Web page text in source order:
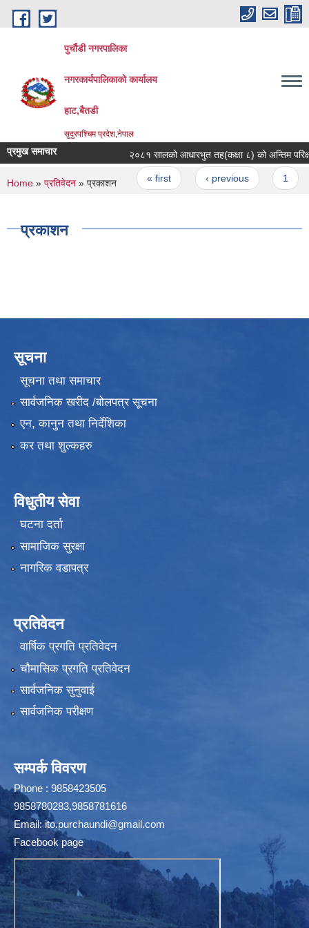
Skip to main content
पुर्चौडी नगरपालिका
नगरकार्यपालिकाकाे कार्यालय
हाट,बैतडी
सुदुरपश्चिम प्रदेश,नेपाल
प्रमुख समाचार २०८१ सालको आधारभुत तह(कक्षा ८) को अन्तिम
Pages
« first ‹ previous
You are here
Home » प्रतिवेदन » प्रकाशन
प्रकाशन
सूचना
सूचना तथा समाचार
सार्वजनिक खरीद /बोलपत्र सूचना
एन, कानुन तथा निर्देशिका
कर तथा शुल्कहरु
विधुतीय सेवा
घटना दर्ता
सामाजिक सुरक्षा
नागरिक वडापत्र
प्रतिवेदन
वार्षिक प्रगति प्रतिवेदन
चौमासिक प्रगति प्रतिवेदन
सार्वजनिक सुनुवाई
सार्वजनिक परीक्षण
सम्पर्क विवरण
Phone : 9858423505
9858780283,9858781616
Email:ito.purchaundi@gmail.com
Facebook page